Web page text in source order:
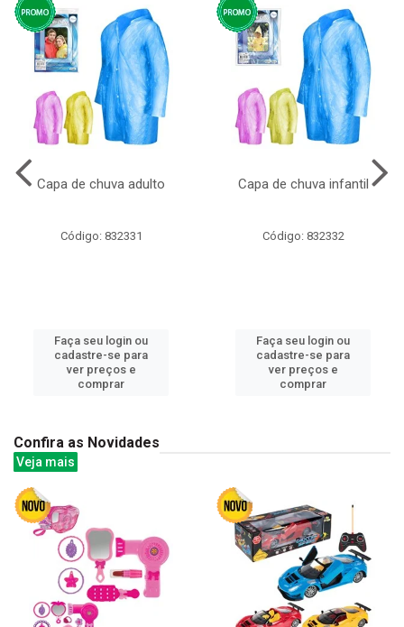
Capa de chuva adulto
Código: 832331
Faça seu login ou
cadastre-se para
ver preços e
comprar
Capa de chuva infantil
Código: 832332
Faça seu login ou
cadastre-se para
ver preços e
comprar
Confira as Novidades
Veja mais